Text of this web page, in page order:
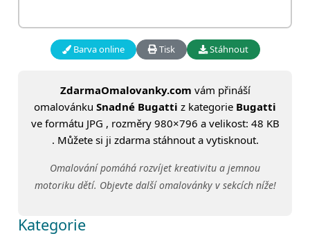
Barva online Tisk Stáhnout
ZdarmaOmalovanky.com vám přináší
omalovánku Snadné Bugatti z kategorie Bugatti
ve formátu JPG , rozměry 980×796 a velikost: 48 KB
. Můžete si ji zdarma stáhnout a vytisknout.
Omalování pomáhá rozvíjet kreativitu a jemnou
motoriku dětí. Objevte další omalovánky v sekcích níže!
Kategorie